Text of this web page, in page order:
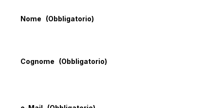
(Obbligatorio)
(Obbligatorio)